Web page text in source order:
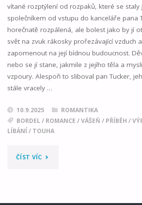
vítané rozptýlení od rozpaků, které se staly
společníkem od vstupu do kanceláře pana
horečnatě rozpálená, ale bolest jako by jí
svět na zvuk rákosky prořezávající vzduch
zapomenout na její bídnou budoucnost.
nebo se jí stane, jakmile z jejího těla a
vzpoury. Alespoň to sliboval pan Tucker,
stále vracely …
10.9.2025
ROMANTIKA
BORDEL/ ROMANCE /VÁŠEŇ / PŘÍBĚH /
LÍBÁNÍ / TOUHA
ČÍST VÍC"KVĚTINA